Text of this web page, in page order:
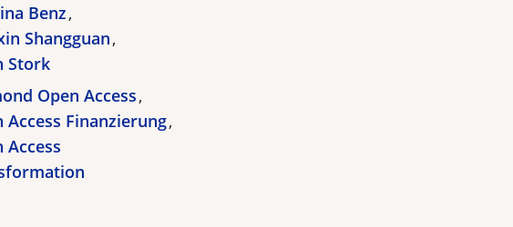
Benz
Shangguan
Stork
Open Access
Access Finanzierung
Access